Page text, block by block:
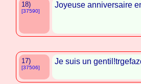
18)
[37590]
Joyeuse anniversaire
17)
[37506]
Je suis un